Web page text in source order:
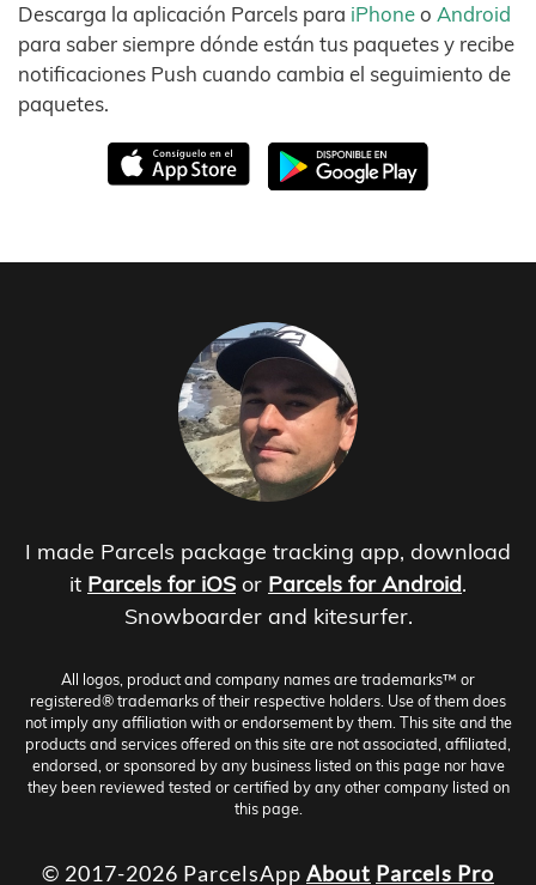
Descarga la aplicación Parcels para iPhoneo Android
para saber siempre dónde están tus paquetes y recibe
notificaciones Push cuando cambia el seguimiento de
paquetes.
I made Parcels package tracking app, download
it Parcels for iOS or Parcels for Android.
Snowboarder and kitesurfer.
All logos, product and company names are trademarks™ or
registered® trademarks of their respective holders. Use of them does
not imply any affiliation with or endorsement by them. This site and the
products and services offered on this site are not associated, affiliated,
endorsed, or sponsored by any business listed on this page nor have
they been reviewed tested or certified by any other company listed on
this page.
© 2017-2026 ParcelsApp About Parcels Pro